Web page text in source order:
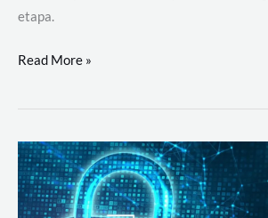
etapa.
DevSecOps
Prática:
Desenvolvimento,
Segurança
e
Read More »